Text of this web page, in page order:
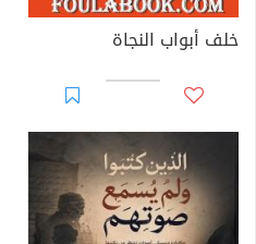
خلف أبواب النجاة